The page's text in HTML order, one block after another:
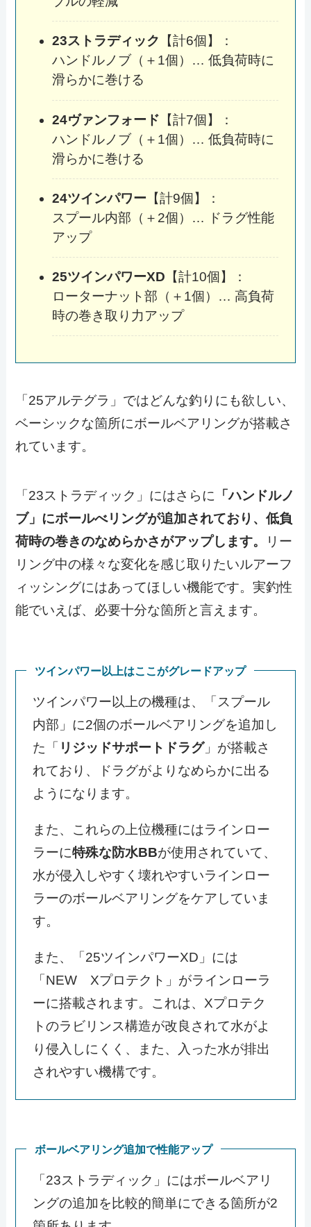
23ストラディック
【計6個】：
ハンドルノブ（＋1個）… 低負荷時に
滑らかに巻ける
24ヴァンフォード 【計7個】：
ハンドルノブ（＋1個）… 低負荷時に
滑らかに巻ける
24ツインパワー 【計9個】：
スプール内部（＋2個）… ドラグ性能
アップ
25ツインパワーXD 【計10個】：
ローターナット部（＋1個）… 高負荷
時の巻き取り力アップ
「25アルテグラ」ではどんな釣りにも欲しい、
ベーシックな箇所にボールベアリングが搭載さ
れています。
「23ストラディック」にはさらに
「ハンドルノ
ブ」にボールべリングが追加されており、低負
荷時の巻きのなめらかさがアップします。
リー
リング中の様々な変化を感じ取りたいルアーフ
ィッシングにはあってほしい機能です。実釣性
能でいえば、必要十分な箇所と言えます。
ツインパワー以上はここがグレードアップ
ツインパワー以上の機種は、「スプール
内部」に2個のボールベアリングを追加し
た「 リジッドサポートドラグ」が搭載さ
れており、ドラグがよりなめらかに出る
ようになります。
また、これらの上位機種にはラインロー
ラーに特殊な防水BBが使用されていて、
水が侵入しやすく壊れやすいラインロー
ラーのボールベアリングをケアしていま
す。
また、「25ツインパワーXD」には
「NEW Xプロテクト」がラインローラ
ーに搭載されます。これは、Xプロテク
トのラビリンス構造が改良されて水がよ
り侵入しにくく、また、入った水が排出
されやすい機構です。
ボールベアリング追加で性能アップ
「23ストラディック」にはボールベアリ
ングの追加を比較的簡単にできる箇所が2